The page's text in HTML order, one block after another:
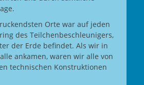
Orte war auf jeden
des Teilchenbeschleunigers,
der Erde befindet. Als wir in
ankamen, waren wir alle von
technischen Konstruktionen